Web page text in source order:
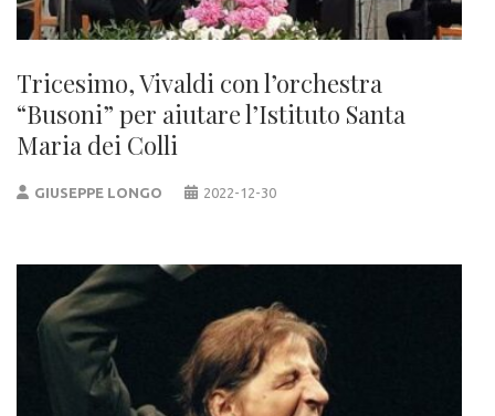
Tricesimo, Vivaldi con l’orchestra
“Busoni” per aiutare l’Istituto Santa
Maria dei Colli
GIUSEPPE LONGO 2022-12-30